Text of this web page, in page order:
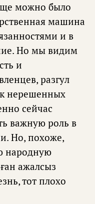
можно было
машина
и в
Но мы видим
и
разгул
нерешенных
сейчас
важную роль в
Но, похоже,
народную
ажалсыз
тот плохо